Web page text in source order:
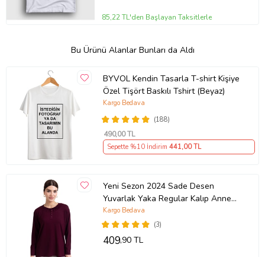
85,22 TL'den Başlayan Taksitlerle
Bu Ürünü Alanlar Bunları da Aldı
BYVOL Kendin Tasarla T-shirt Kişiye
Özel Tişört Baskılı Tshirt (Beyaz)
(188)
Kargo Bedava
490,00 TL
Sepette %10 İndirim 441,00 TL
Yeni Sezon 2024 Sade Desen
Yuvarlak Yaka Regular Kalıp Anne
Penye Bluz 6380 (Vişne)
(3)
Kargo Bedava
409,90 TL